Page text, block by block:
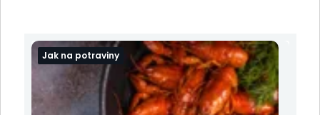
Jak na potraviny